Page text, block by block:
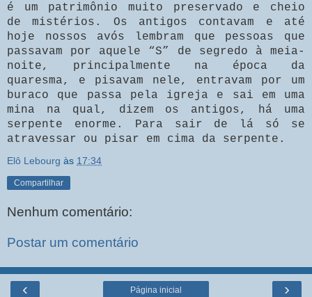
é um patrimônio muito preservado e cheio
de mistérios. Os antigos contavam e até
hoje nossos avós lembram que pessoas que
passavam por aquele “S” de segredo à meia-
noite, principalmente na época da
quaresma, e pisavam nele, entravam por um
buraco que passa pela igreja e sai em uma
mina na qual, dizem os antigos, há uma
serpente enorme. Para sair de lá só se
atravessar ou pisar em cima da serpente.
Elô Lebourg às 17:34
Compartilhar
Nenhum comentário:
Postar um comentário
‹ ›
Página inicial